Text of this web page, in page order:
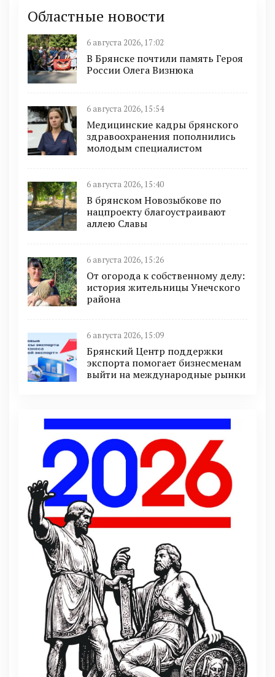
Областные новости
6 августа 2026, 17:02
В Брянске почтили память Героя
России Олега Визнюка
6 августа 2026, 15:54
Медицинские кадры брянского
здравоохранения пополнились
молодым специалистом
6 августа 2026, 15:40
В брянском Новозыбкове по
нацпроекту благоустраивают
аллею Славы
6 августа 2026, 15:26
От огорода к собственному делу:
история жительницы Унечского
района
6 августа 2026, 15:09
Брянский Центр поддержки
экспорта помогает бизнесменам
выйти на международные рынки